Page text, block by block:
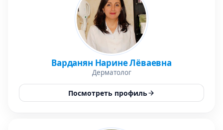
Варданян Нарине Лёваевна
Дерматолог
Посмотреть профиль